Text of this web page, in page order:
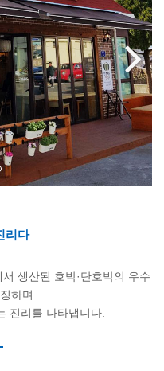
리다
생산된 호박·단호박의 우수
하며
진리를 나타냅니다.